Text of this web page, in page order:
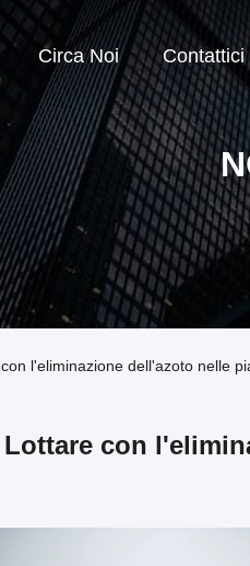
Circa Noi Contattici
l'eliminazione dell'azoto nelle
Lottare con